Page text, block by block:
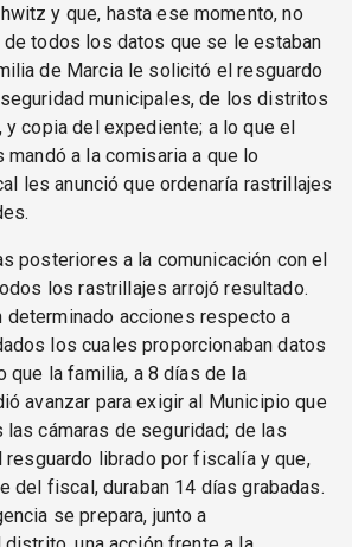
y que, hasta ese momento, no
todos los datos que se le estaban
de Marcia le solicitó el resguardo
municipales, de los distritos
y copia del expediente; a lo que el
a la comisaria a que lo
les anunció que ordenaría rastrillajes
posteriores a la comunicación con el
los rastrillajes arrojó resultado.
determinado acciones respecto a
los cuales proporcionaban datos
que la familia, a 8 días de la
avanzar para exigir al Municipio que
cámaras de seguridad; de las
librado por fiscalía y que,
del fiscal, duraban 14 días grabadas.
se prepara, junto a